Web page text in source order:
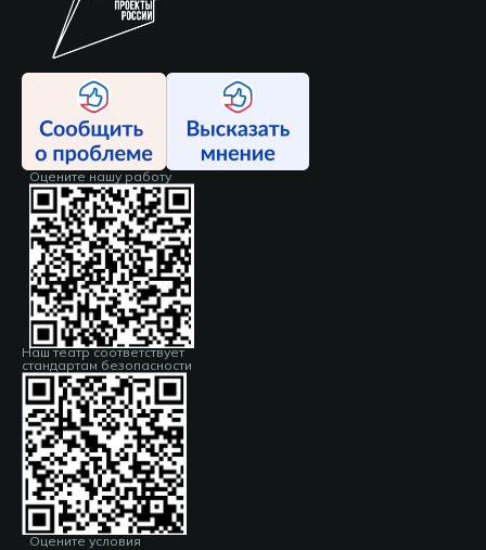
Оцените нашу работу
Наш театр соответствует
стандартам безопасности
Оцените условия